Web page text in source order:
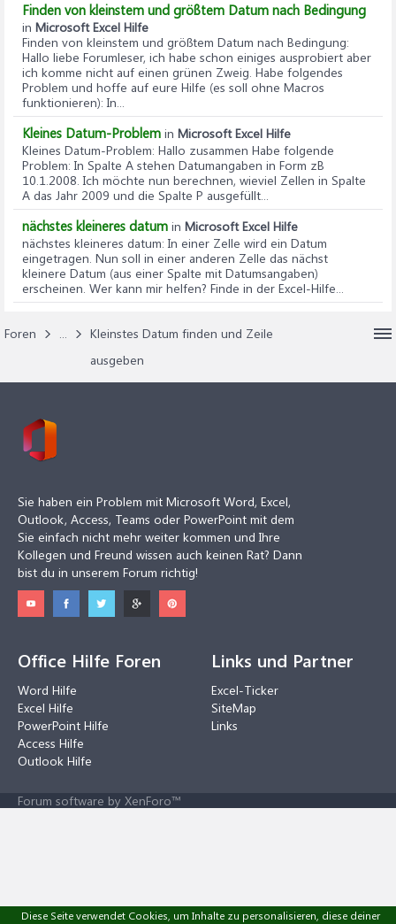
Finden von kleinstem und größtem Datum nach Bedingung
in Microsoft Excel Hilfe
Finden von kleinstem und größtem Datum nach Bedingung:
Hallo liebe Forumleser, ich habe schon einiges ausprobiert aber
ich komme nicht auf einen grünen Zweig. Habe folgendes
Problem und hoffe auf eure Hilfe (es soll ohne Macros
funktionieren): In...
Kleines Datum-Problem in Microsoft Excel Hilfe
Kleines Datum-Problem: Hallo zusammen Habe folgende
Problem: In Spalte A stehen Datumangaben in Form zB
10.1.2008. Ich möchte nun berechnen, wieviel Zellen in Spalte
A das Jahr 2009 und die Spalte P ausgefüllt...
nächstes kleineres datum in Microsoft Excel Hilfe
nächstes kleineres datum: In einer Zelle wird ein Datum
eingetragen. Nun soll in einer anderen Zelle das nächst
kleinere Datum (aus einer Spalte mit Datumsangaben)
erscheinen. Wer kann mir helfen? Finde in der Excel-Hilfe...
Foren ...
Kleinstes Datum finden und Zeile
ausgeben
Sie haben ein Problem mit Microsoft Word, Excel,
Outlook, Access, Teams oder PowerPoint mit dem
Sie einfach nicht mehr weiter kommen und Ihre
Kollegen und Freund wissen auch keinen Rat? Dann
bist du in unserem Forum richtig!
Office Hilfe Foren
Word Hilfe
Excel Hilfe
PowerPoint Hilfe
Access Hilfe
Outlook Hilfe
Links und Partner
Excel-Ticker
SiteMap
Links
Forum software by XenForo™
Diese Seite verwendet Cookies, um Inhalte zu personalisieren, diese deiner